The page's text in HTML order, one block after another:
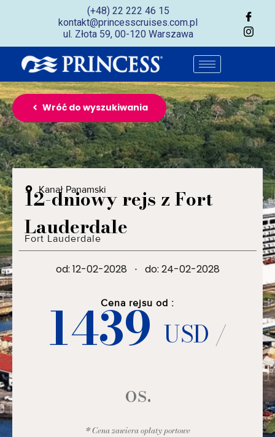
(+48) 22 222 46 15
kontakt@princesscruises.com.pl
ul. Złota 59, 00-120 Warszawa
Wróć do wyszukiwania
Kanał Panamski
12-dniowy rejs z Fort
Lauderdale
Fort Lauderdale
od: 12-02-2028 · do: 24-02-2028
Cena rejsu od :
1439USD /
os.
* Cena zawiera opłaty portowe